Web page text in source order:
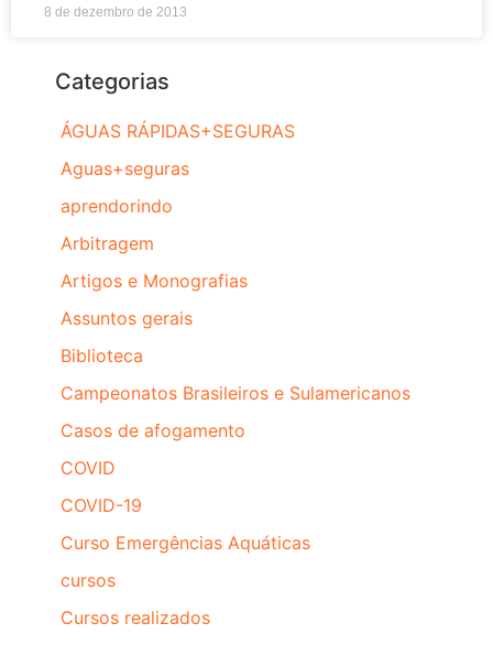
8 de dezembro de 2013
Categorias
ÁGUAS RÁPIDAS+SEGURAS
Aguas+seguras
aprendorindo
Arbitragem
Artigos e Monografias
Assuntos gerais
Biblioteca
Campeonatos Brasileiros e Sulamericanos
Casos de afogamento
COVID
COVID-19
Curso Emergências Aquáticas
cursos
Cursos realizados